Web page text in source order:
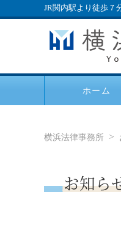
JR関内駅より徒歩７
ホーム
横浜法律事務所
お知ら